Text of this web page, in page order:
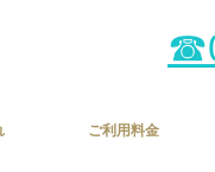
ご利用料金